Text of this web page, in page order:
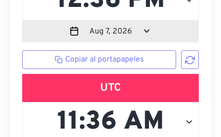
Copiar al portapapeles
UTC